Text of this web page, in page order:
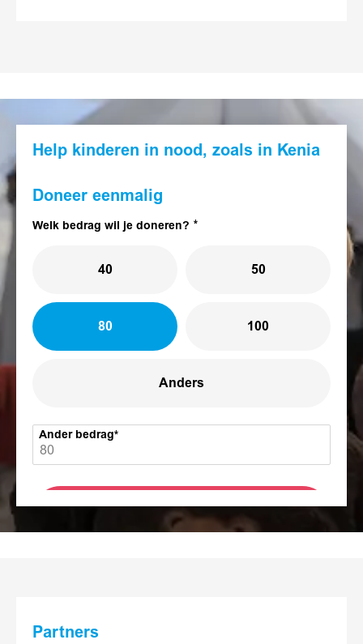
Help kinderen in nood, zoals in Kenia
Doneer eenmalig
Welk bedrag wil je doneren?
40 50
80 100
Anders
Ander bedrag
Ja, ik doneer nu
Partners